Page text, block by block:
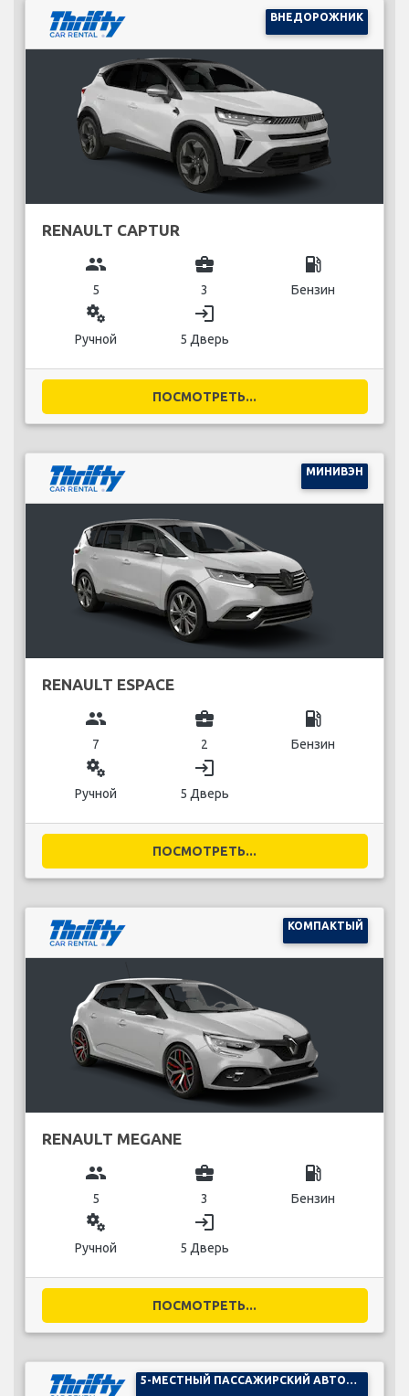
ВНЕДОРОЖНИК
RENAULT CAPTUR
group
5
business_center
3
local_gas_station
Бензин
miscellaneous_services
Ручной
login
5 Дверь
ПОСМОТРЕТЬ...
МИНИВЭН
RENAULT ESPACE
group
7
business_center
2
local_gas_station
Бензин
miscellaneous_services
Ручной
login
5 Дверь
ПОСМОТРЕТЬ...
КОМПАКТЫЙ
RENAULT MEGANE
group
5
business_center
3
local_gas_station
Бензин
miscellaneous_services
Ручной
login
5 Дверь
ПОСМОТРЕТЬ...